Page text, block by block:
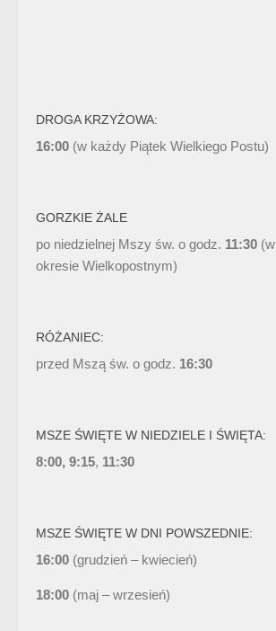
DROGA KRZYŻOWA:
16:00 (w każdy Piątek Wielkiego Postu)
GORZKIE ŻALE
po niedzielnej Mszy św. o godz. 11:30 (w
okresie Wielkopostnym)
RÓŻANIEC:
przed Mszą św. o godz. 16:30
MSZE ŚWIĘTE W NIEDZIELE I ŚWIĘTA:
8:00, 9:15, 11:30
MSZE ŚWIĘTE W DNI POWSZEDNIE:
16:00 (grudzień – kwiecień)
18:00 (maj – wrzesień)